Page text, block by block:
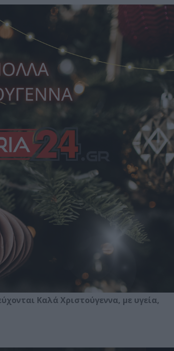
Καλά Χριστούγεννα, με υγεία,